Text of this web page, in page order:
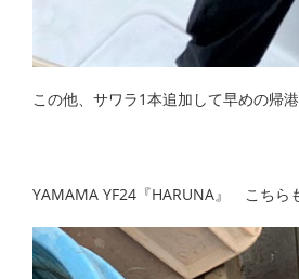
この他、サワラ1本追加して早めの帰港
YAMAMA YF24『HARUNA』 こちら